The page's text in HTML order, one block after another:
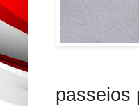
passeios